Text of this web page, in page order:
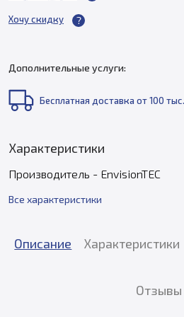
Хочу скидку
Дополнительные услуги:
Бесплатная доставка от 100
Характеристики
Производитель - EnvisionTEC
Все характеристики
Описание Характеристики
Отзывы